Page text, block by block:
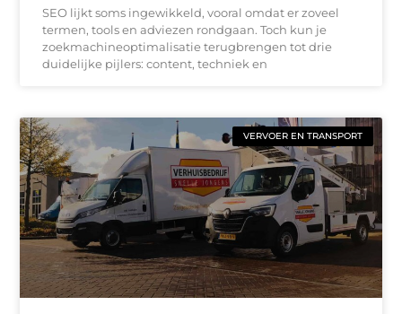
SEO lijkt soms ingewikkeld, vooral omdat er zoveel
termen, tools en adviezen rondgaan. Toch kun je
zoekmachineoptimalisatie terugbrengen tot drie
duidelijke pijlers: content, techniek en
VERVOER EN TRANSPORT